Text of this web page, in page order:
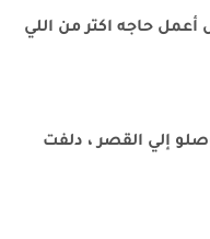
حاجه اكتر من اللي
إلي القصر ، دلفت